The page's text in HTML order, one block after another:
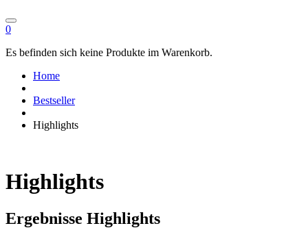
0
Es befinden sich keine Produkte im Warenkorb.
Home
Bestseller
Highlights
Highlights
Ergebnisse Highlights